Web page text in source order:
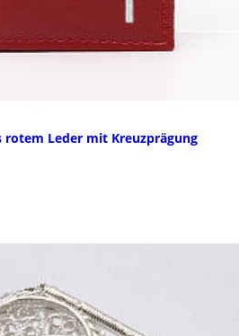
rotem Leder mit Kreuzprägung